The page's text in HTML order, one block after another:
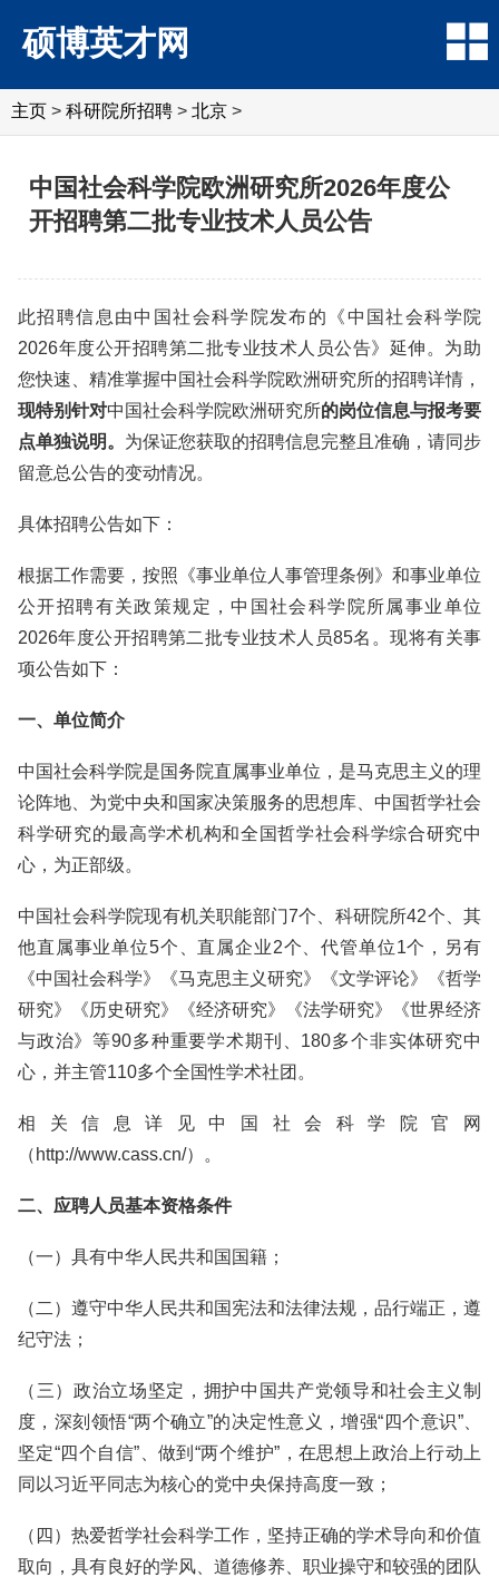
硕博英才网
主页 > 科研院所招聘 > 北京 >
中国社会科学院欧洲研究所2026年度公
开招聘第二批专业技术人员公告
此招聘信息由中国社会科学院发布的《中国社会科学院
2026年度公开招聘第二批专业技术人员公告》延伸。为助
您快速、精准掌握中国社会科学院欧洲研究所的招聘详情，
现特别针对中国社会科学院欧洲研究所的岗位信息与报考要
点单独说明。 为保证您获取的招聘信息完整且准确，请同步
留意总公告的变动情况。
具体招聘公告如下：
根据工作需要，按照《事业单位人事管理条例》和事业单位
公开招聘有关政策规定，中国社会科学院所属事业单位
2026年度公开招聘第二批专业技术人员85名。现将有关事
项公告如下：
一、单位简介
中国社会科学院是国务院直属事业单位，是马克思主义的理
论阵地、为党中央和国家决策服务的思想库、中国哲学社会
科学研究的最高学术机构和全国哲学社会科学综合研究中
心，为正部级。
中国社会科学院现有机关职能部门7个、科研院所42个、其
他直属事业单位5个、直属企业2个、代管单位1个，另有
《中国社会科学》《马克思主义研究》《文学评论》《哲学
研究》《历史研究》《经济研究》《法学研究》《世界经济
与政治》等90多种重要学术期刊、180多个非实体研究中
心，并主管110多个全国性学术社团。
相关信息详见中国社会科学院官网
（http://www.cass.cn/）。
二、应聘人员基本资格条件
（一）具有中华人民共和国国籍；
（二）遵守中华人民共和国宪法和法律法规，品行端正，遵
纪守法；
（三）政治立场坚定，拥护中国共产党领导和社会主义制
度，深刻领悟“两个确立”的决定性意义，增强“四个意识”、
坚定“四个自信”、做到“两个维护”，在思想上政治上行动上
同以习近平同志为核心的党中央保持高度一致；
（四）热爱哲学社会科学工作，坚持正确的学术导向和价值
取向，具有良好的学风、道德修养、职业操守和较强的团队